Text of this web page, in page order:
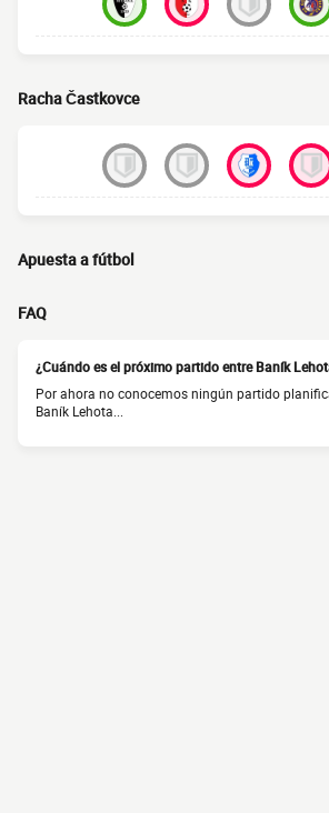
Racha Častkovce
Apuesta a fútbol
FAQ
¿Cuándo es el próximo partido entre Baník
Por ahora no conocemos ningún partido
Baník Lehota...